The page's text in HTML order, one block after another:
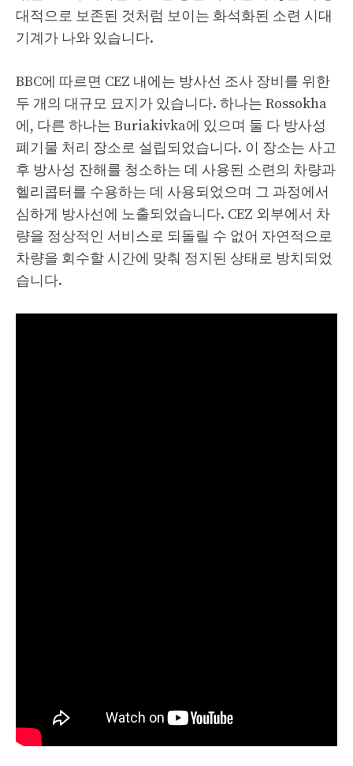
대적으로 보존된 것처럼 보이는 화석화된 소련 시대
기계가 나와 있습니다.
BBC에 따르면 CEZ 내에는 방사선 조사 장비를 위한
두 개의 대규모 묘지가 있습니다. 하나는 Rossokha
에, 다른 하나는 Buriakivka에 있으며 둘 다 방사성
폐기물 처리 장소로 설립되었습니다. 이 장소는 사고
후 방사성 잔해를 청소하는 데 사용된 소련의 차량과
헬리콥터를 수용하는 데 사용되었으며 그 과정에서
심하게 방사선에 노출되었습니다. CEZ 외부에서 차
량을 정상적인 서비스로 되돌릴 수 없어 자연적으로
차량을 회수할 시간에 맞춰 정지된 상태로 방치되었
습니다.